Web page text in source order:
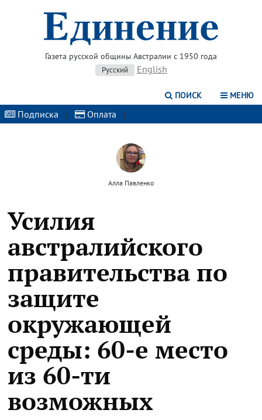
Газета русской общины Австралии с 1950 года
Русский English
ПОИСК МЕНЮ
Подписка | Оплата |
Алла Павленко
Усилия
австралийского
правительства по
защите
окружающей
среды: 60-е место
из 60-ти
возможных